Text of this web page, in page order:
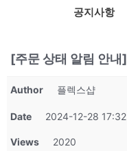
공지사항
[주문 상태 알림 안내]
Author 플렉스샵
Date 2024-12-28 17:32
Views 2020